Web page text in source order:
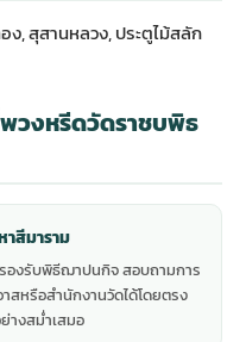
, สุสานหลวง, ประตูไม้สลัก
วงหรีดวัดราชบพิธ
สีมาราม
องรับพิธีฌาปนกิจ สอบถามการ
าสหรือสำนักงานวัดได้โดยตรง
างสม่ำเสมอ